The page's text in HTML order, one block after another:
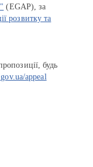
(EGAP), за
розвитку та
будь
appeal